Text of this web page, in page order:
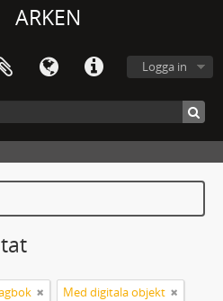
ARKEN
Logga in
Med digitala objekt